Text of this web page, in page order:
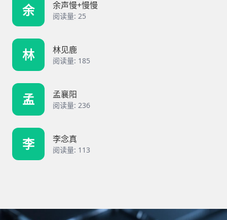
余 余声慢+慢慢
阅读量: 25
林 林见鹿
阅读量: 185
孟 孟襄阳
阅读量: 236
李 李念真
阅读量: 113